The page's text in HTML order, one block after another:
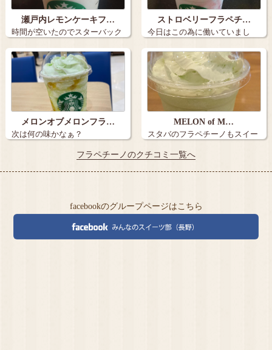
瀬戸内レモンケーキフ…
時間が空いたのでスターバック
ス川中島店で…
ストロベリーフラペチ…
今日はこの為に働いていまし
た。 仕事を…
メロンオブメロンフラ…
次は何の味かなぁ？
MELON of M…
スタバのフラペチーノもスイー
ツドリンクだ…
フラペチーノのクチコミ一覧へ
facebookのグループページはこちら